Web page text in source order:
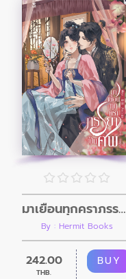
มาเยือนทุกคราภรรยาเป็นศพ
By : Hermit Books
242.00
THB.
BUY